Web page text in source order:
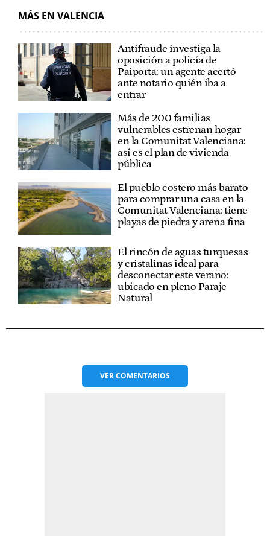
MÁS EN VALENCIA
Antifraude investiga la
oposición a policía de
Paiporta: un agente acertó
ante notario quién iba a
entrar
Más de 200 familias
vulnerables estrenan hogar
en la Comunitat Valenciana:
así es el plan de vivienda
pública
El pueblo costero más barato
para comprar una casa en la
Comunitat Valenciana: tiene
playas de piedra y arena fina
El rincón de aguas turquesas
y cristalinas ideal para
desconectar este verano:
ubicado en pleno Paraje
Natural
VERCOMENTARIOS